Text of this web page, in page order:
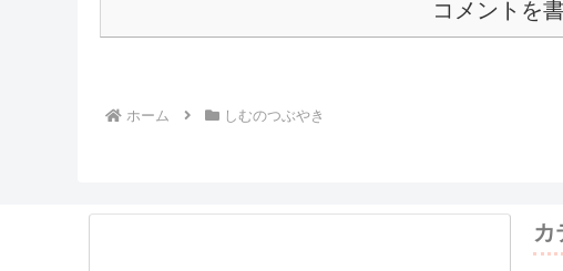
いつも通り夜配信🤤そろそろクリ
しむのつぶやき しむのつぶやき(日記的な
しむのつぶやき(日記的な